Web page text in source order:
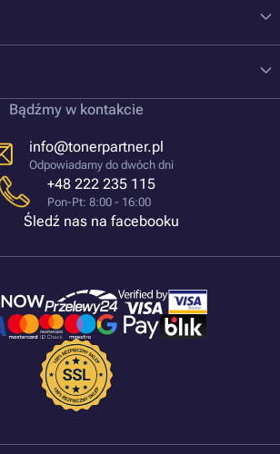
Bądźmy w kontakcie
info@tonerpartner.pl
Odpowiadamy do dwóch dni
+48 222 235 115
Pon-Pt: 8:00 - 16:00
Śledź nas na facebooku